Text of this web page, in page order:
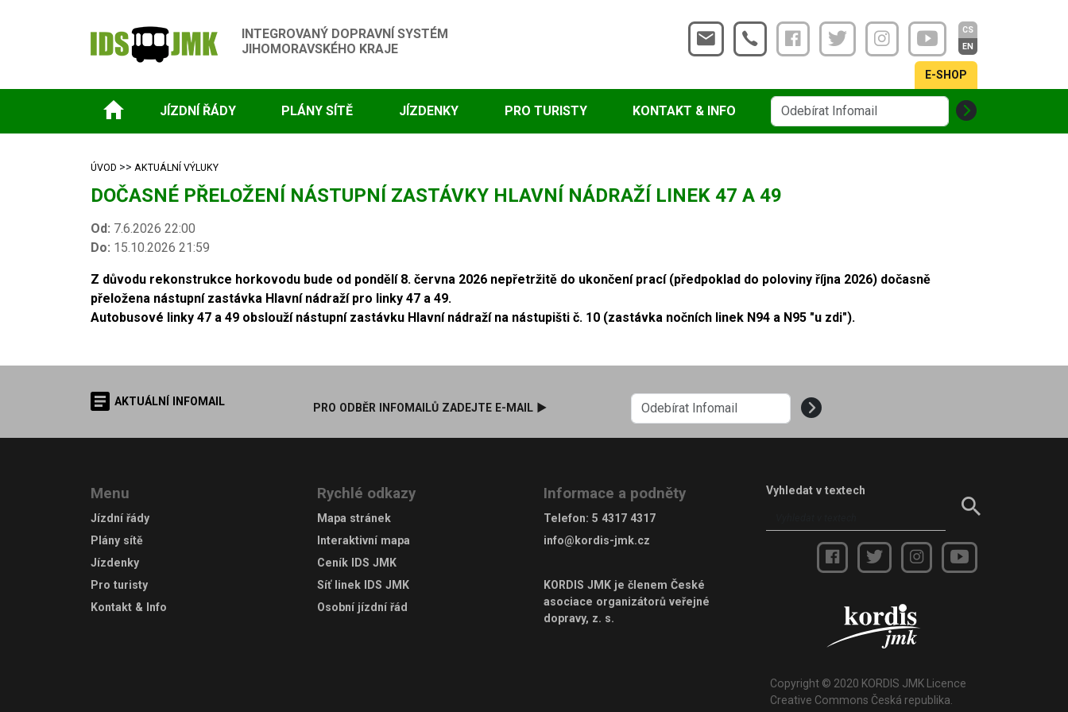
INTEGROVANÝ DOPRAVNÍ SYSTÉM
JIHOMORAVSKÉHO KRAJE
CS
EN
E-SHOP
JÍZDNÍ ŘÁDY PLÁNY SÍTĚ JÍZDENKY PRO TURISTY KONTAKT & INFO
ÚVOD >> AKTUÁLNÍ VÝLUKY
DOČASNÉ PŘELOŽENÍ NÁSTUPNÍ ZASTÁVKY HLAVNÍ NÁDRAŽÍ LINEK 47 A 49
Od: 7.6.2026 22:00
Do: 15.10.2026 21:59
Z důvodu rekonstrukce horkovodu bude od pondělí 8. června 2026 nepřetržitě do ukončení prací (předpoklad do poloviny října 2026) dočasně
přeložena nástupní zastávka Hlavní nádraží pro linky 47 a 49.
Autobusové linky 47 a 49 obslouží nástupní zastávku Hlavní nádraží na nástupišti č. 10 (zastávka nočních linek N94 a N95 "u zdi").
AKTUÁLNÍ INFOMAIL PRO ODBĚR INFOMAILŮ ZADEJTE E-MAIL ►
Menu
Jízdní řády
Plány sítě
Jízdenky
Pro turisty
Kontakt & Info
Rychlé odkazy
Mapa stránek
Interaktivní mapa
Ceník IDS JMK
Síť linek IDS JMK
Osobní jízdní řád
Informace a podněty
Telefon: 5 4317 4317
info@kordis-jmk.cz
KORDIS JMK je členem České
asociace organizátorů veřejné
dopravy, z. s.
Vyhledat v textech
Copyright © 2020 KORDIS JMK Licence
Creative Commons Česká republika.